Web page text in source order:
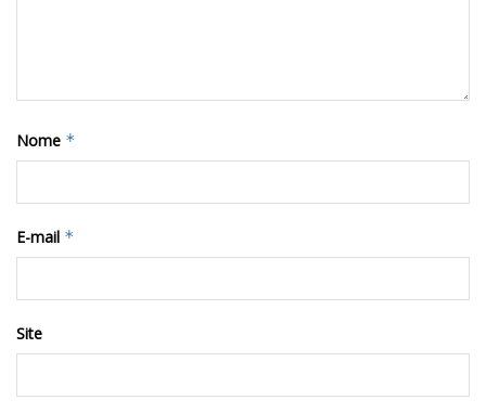
Nome *
E-mail *
Site